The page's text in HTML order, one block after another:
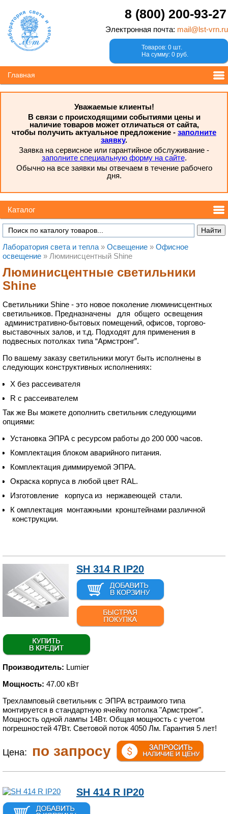
8 (800) 200-93-27
Электронная почта: mail@lst-vrn.ru
Товаров: 0 шт.
На сумму: 0 руб.
Главная
Уважаемые клиенты!
В связи с происходящими событиями цены и
наличие товаров может отличаться от сайта,
чтобы получить актуальное предложение - заполните
заявку.
Заявка на сервисное или гарантийное обслуживание -
заполните специальную форму на сайте.
Обычно на все заявки мы отвечаем в течение рабочего
дня.
Каталог
Лаборатория света и тепла » Освещение » Офисное
освещение » Люминисцентный Shine
Люминисцентные светильники
Shine
Светильники Shine - это новое поколение люминисцентных
светильников. Предназначены для общего освещения
административно-бытовых помещений, офисов, торгово-
выставочных залов, и т.д. Подходят для применения в
подвесных потолках типа “Армстронг”.
По вашему заказу светильники могут быть исполнены в
следующих конструктивных исполнениях:
Х без рассеивателя
R с рассеивателем
Так же Вы можете дополнить светильник следующими
опциями:
Установка ЭПРА с ресурсом работы до 200 000 часов.
Комплектация блоком аварийного питания.
Комплектация диммируемой ЭПРА.
Окраска корпуса в любой цвет RAL.
Изготовление корпуса из нержавеющей стали.
К омплектация монтажными кронштейнами различной
конструкции.
SH 314 R IP20
Производитель: Lumier
Мощность: 47.00 кВт
Трехламповый светильник с ЭПРА встраимого типа
монтируется в стандартную ячейку потолка "Армстронг".
Мощность одной лампы 14Вт. Общая мощность с учетом
погрешностей 47Вт. Световой поток 4050 Лм. Гарантия 5 лет!
Цена: по запросу
SH 414 R IP20